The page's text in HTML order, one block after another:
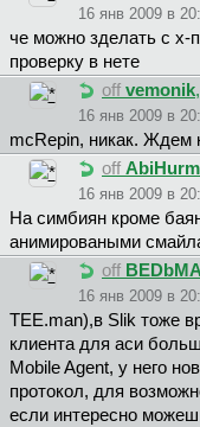
16 янв 2009 в
че можно зделать с х-
проверку в нете
off vemonik
16 янв 2009 в
mcRepin, никак. Ждем
off
16 янв 2009 в
На симбиян кроме
анимироваными
off
16 янв 2009 в
TEE.man),в Slik тоже
клиента для аси
Mobile Agent, у него
протокол, для
если интересно можеш